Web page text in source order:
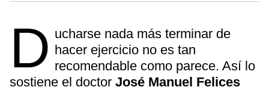
D ucharse nada más terminar de
hacer ejercicio no es tan
recomendable como parece. Así lo
sostiene el doctor José Manuel Felices